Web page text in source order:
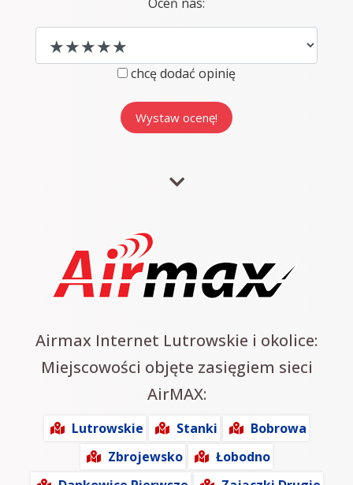
chcę dodać opinię
Airmax Internet Lutrowskie i okolice:
Miejscowości objęte zasięgiem sieci
AirMAX:
Lutrowskie Stanki
Bobrowa
Zbrojewsko
Łobodno